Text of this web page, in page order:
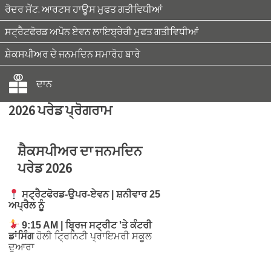
ਰੋਦਰ ਸੇਂਟ. ਆਰਟਸ ਹਾਊਸ ਮੁਫਤ ਗਤੀਵਿਧੀਆਂ
ਸਟ੍ਰੈਟਫੋਰਡ ਅਪੋਨ ਏਵਨ ਲਾਇਬ੍ਰੇਰੀ ਮੁਫਤ ਗਤੀਵਿਧੀਆਂ
ਸ਼ੇਕਸਪੀਅਰ ਦੇ ਜਨਮਦਿਨ ਸਮਾਰੋਹ ਬਾਰੇ
ਦਾਨ
2026 ਪਰੇਡ ਪ੍ਰੋਗਰਾਮ
ਸ਼ੈਕਸਪੀਅਰ ਦਾ ਜਨਮਦਿਨ
ਪਰੇਡ 2026
ਸਟ੍ਰੈਟਫੋਰਡ-ਉਪਰ-ਏਵਨ |ਸ਼ਨੀਵਾਰ 25
ਅਪ੍ਰੈਲ ਨੂੰ
9:15 AM | ਬ੍ਰਿਜ ਸਟ੍ਰੀਟ 'ਤੇ ਕੰਟਰੀ
ਡਾਂਸਿੰਗਹੋਲੀ ਟ੍ਰਿਨਿਟੀ ਪ੍ਰਾਇਮਰੀ ਸਕੂਲ
ਦੁਆਰਾ